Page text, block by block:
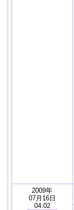
2009年
07月16日
04:02